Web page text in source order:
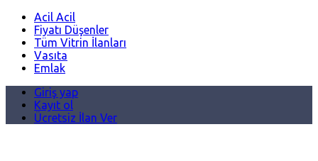
Acil Acil
Fiyatı Düşenler
Tüm Vitrin İlanları
Vasıta
Emlak
Giriş yap
Kayıt ol
Ücretsiz İlan Ver